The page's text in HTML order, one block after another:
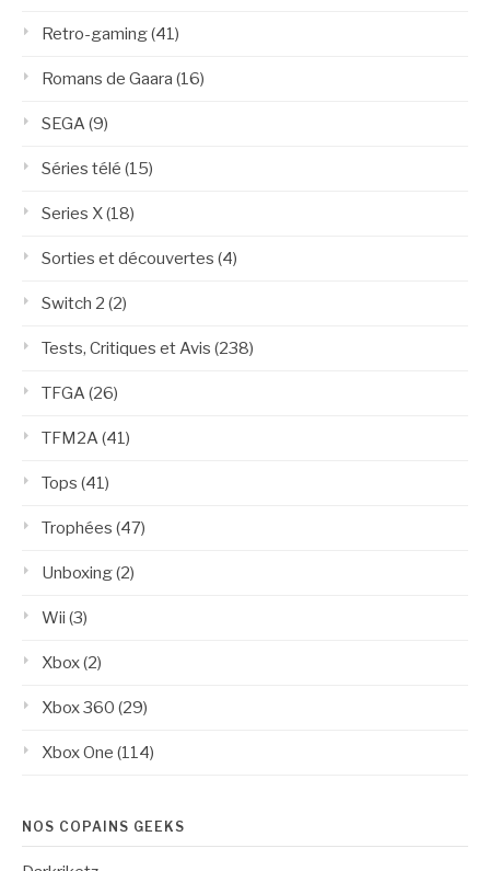
Retro-gaming(41)
Romans de Gaara (16)
SEGA(9)
Séries télé (15)
Series X(18)
Sorties et découvertes (4)
Switch 2 (2)
Tests, Critiques et Avis (238)
TFGA(26)
TFM2A(41)
Tops (41)
Trophées (47)
Unboxing(2)
Wii (3)
Xbox(2)
Xbox 360 (29)
Xbox One (114)
NOS COPAINS GEEKS